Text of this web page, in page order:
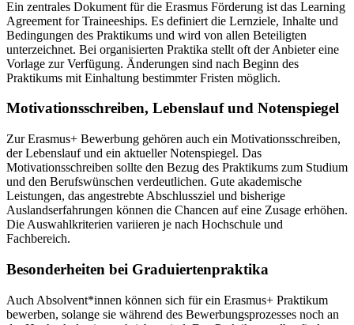
Ein zentrales Dokument für die Erasmus Förderung ist das Learning
Agreement for Traineeships. Es definiert die Lernziele, Inhalte und
Bedingungen des Praktikums und wird von allen Beteiligten
unterzeichnet. Bei organisierten Praktika stellt oft der Anbieter eine
Vorlage zur Verfügung. Änderungen sind nach Beginn des
Praktikums mit Einhaltung bestimmter Fristen möglich.
Motivationsschreiben, Lebenslauf und Notenspiegel
Zur Erasmus+ Bewerbung gehören auch ein Motivationsschreiben,
der Lebenslauf und ein aktueller Notenspiegel. Das
Motivationsschreiben sollte den Bezug des Praktikums zum Studium
und den Berufswünschen verdeutlichen. Gute akademische
Leistungen, das angestrebte Abschlussziel und bisherige
Auslandserfahrungen können die Chancen auf eine Zusage erhöhen.
Die Auswahlkriterien variieren je nach Hochschule und
Fachbereich.
Besonderheiten bei Graduiertenpraktika
Auch Absolvent*innen können sich für ein Erasmus+ Praktikum
bewerben, solange sie während des Bewerbungsprozesses noch an